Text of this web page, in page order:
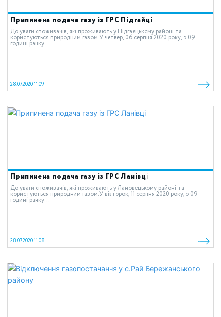
Припинена подача газу із ГРС Підгайці
До уваги споживачів, які проживають у Підгаєцькому районі та
користуються природним газом.У четвер, 06 серпня 2020 року, о 09
годині ранку...
28.07.2020 11:09
Припинена подача газу із ГРС Ланівці
До уваги споживачів, які проживають у Лановецькому районі та
користуються природним газом.У вівторок, 11 серпня 2020 року, о 09
годині ранку...
28.07.2020 11:08